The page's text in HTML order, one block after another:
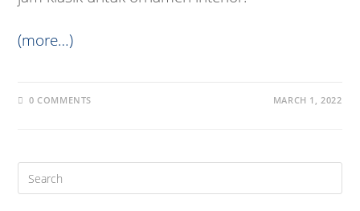
(more…)
0 COMMENTS MARCH 1, 2022